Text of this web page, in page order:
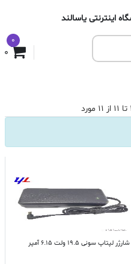
اینترنتی یاسالند
0
شارژر لپتاپ سونی 19.5 ولت 6.15 آمپر